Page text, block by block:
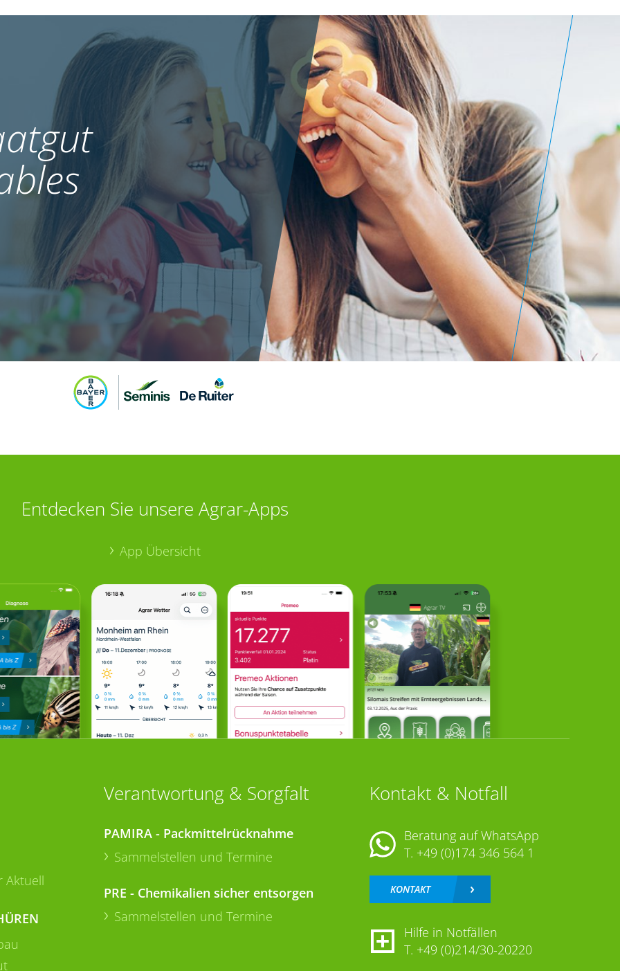
Entdecken Sie unsere Agrar-Apps
App Übersicht
Aktuell
Verantwortung & Sorgfalt
PAMIRA - Packmittelrücknahme
Sammelstellen und Termine
PRE - Chemikalien sicher entsorgen
Sammelstellen und Termine
Kontakt & Notfall
Beratung auf WhatsApp
T. +49 (0)174 346 564 1
KONTAKT
Hilfe in Notfällen
T. +49 (0)214/30-20220